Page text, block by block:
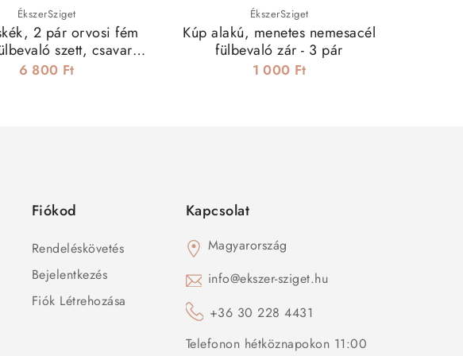
ÉkszerSziget
2 pár orvosi fém
szett, csavaros
zárral
6 800 Ft
ÉkszerSziget
Kúp alakú, menetes nemesacél
fülbevaló zár - 3 pár
1 000 Ft
Fiókod
Rendeléskövetés
Bejelentkezés
Fiók Létrehozása
Kapcsolat
Magyarország
info@ekszer-sziget.hu
+36 30 228 4431
Telefonon hétköznapokon 11:00